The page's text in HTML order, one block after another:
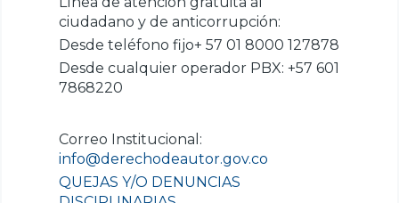
ciudadano y de anticorrupción:
Desde teléfono fijo+ 57 01 8000 127878
Desde cualquier operador PBX: +57 601
7868220
Correo Institucional:
info@derechodeautor.gov.co
QUEJAS Y/O DENUNCIAS